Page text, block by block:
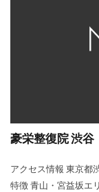
豪栄整復院 渋谷
アクセス情報 東京
特徴 青山・宮益坂エ